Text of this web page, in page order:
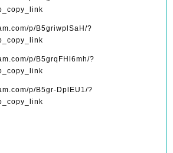
p/B5griwplSaH/?
p/B5grqFHl6mh/?
p/B5gr-DplEU1/?